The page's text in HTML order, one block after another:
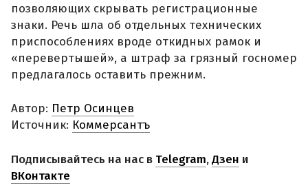
позволяющих скрывать регистрационные
знаки. Речь шла об отдельных технических
приспособлениях вроде откидных рамок и
«перевертышей», а штраф за грязный госномер
предлагалось оставить прежним.
Автор: Петр Осинцев
Источник: Коммерсантъ
Подписывайтесь на нас в Telegram,Дзен и
ВКонтакте